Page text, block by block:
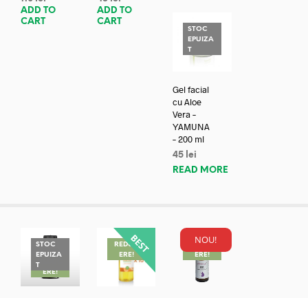
ADD TO
CART
ADD TO
CART
STOC
EPUIZA
T
Gel facial
cu Aloe
Vera –
YAMUNA
– 200 ml
45 lei
READ MORE
STOC
EPUIZA
TREDUC
ERE!
REDUC
ERE!
NOU!
REDUC
ERE!